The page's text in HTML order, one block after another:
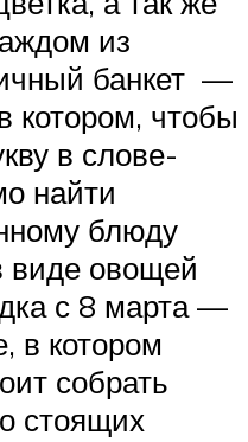
из
банкет —
котором, чтобы
в слове-
найти
блюду
виде овощей
с 8 марта —
в котором
собрать
стоящих